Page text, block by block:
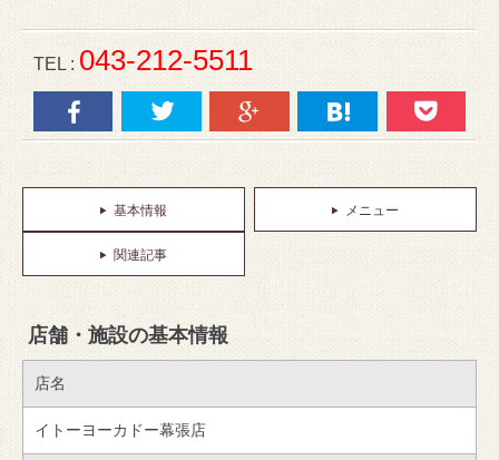
TEL : 043-212-5511
基本情報 メニュー
関連記事
店舗・施設の基本情報
店名
イトーヨーカドー幕張店